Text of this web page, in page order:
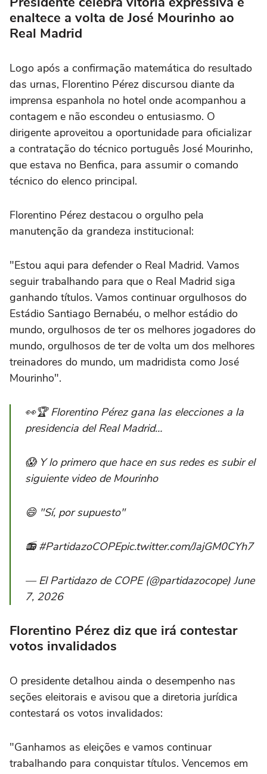
enaltece a volta de José Mourinho ao
Real Madrid
Logo após a confirmação matemática do resultado
das urnas, Florentino Pérez discursou diante da
imprensa espanhola no hotel onde acompanhou a
contagem e não escondeu o entusiasmo. O
dirigente aproveitou a oportunidade para oficializar
a contratação do técnico português José Mourinho,
que estava no Benfica, para assumir o comando
técnico do elenco principal.
Florentino Pérez destacou o orgulho pela
manutenção da grandeza institucional:
"Estou aqui para defender o Real Madrid. Vamos
seguir trabalhando para que o Real Madrid siga
ganhando títulos. Vamos continuar orgulhosos do
Estádio Santiago Bernabéu, o melhor estádio do
mundo, orgulhosos de ter os melhores jogadores do
mundo, orgulhosos de ter de volta um dos melhores
treinadores do mundo, um madridista como José
Mourinho".
👀🏆 Florentino Pérez gana las elecciones a la
presidencia del Real Madrid…
😱 Y lo primero que hace en sus redes es subir el
siguiente video de Mourinho
😄 "Sí, por supuesto"
📻 #PartidazoCOPEpic.twitter.com/JajGM0CYh7
— El Partidazo de COPE (@partidazocope) June
7, 2026
Florentino Pérez diz que irá contestar
votos invalidados
O presidente detalhou ainda o desempenho nas
seções eleitorais e avisou que a diretoria jurídica
contestará os votos invalidados:
"Ganhamos as eleições e vamos continuar
trabalhando para conquistar títulos. Vencemos em